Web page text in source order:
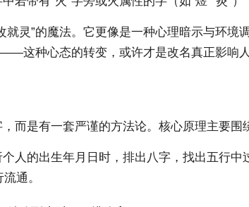
灵”的魔法。它更像是一种心理暗示与环
这种心态的转变，或许才是改名真正影响人
而是有一套严谨的方法论。核心原理主要
人的出生年月日时，排出八字，找出五行
通。